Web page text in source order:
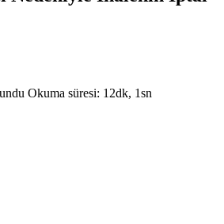
Okuma süresi: 12dk, 1sn